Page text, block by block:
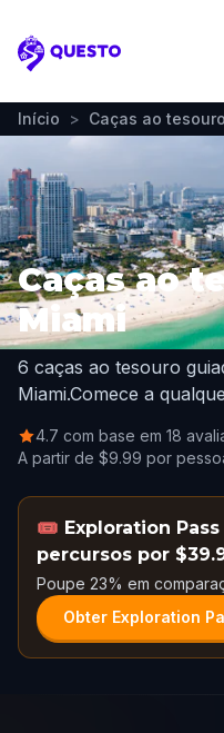
Questo
Início > Caças ao tesouro
Caças ao
Miami
6 caças ao tesouro
Miami.Comece a
4.7 com base em 18
A partir de $9.99 por
🎟️ Exploration
percursos por
Poupe 23% em
Obter Exploration